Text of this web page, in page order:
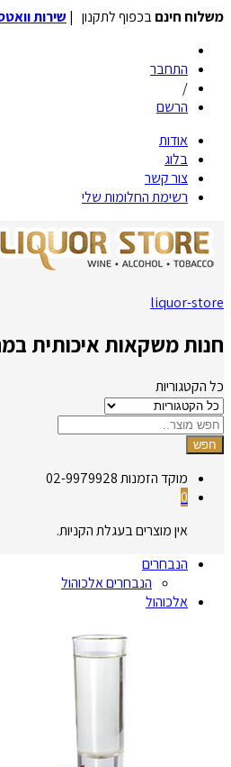
משלוח חינםבכפוף לתקנון | שירות
התחבר
/
הרשם
אודות
בלוג
צור קשר
רשימת החלומות שלי
liquor-store
חנות משקאות איכותית
כל הקטגוריות
חפש
מוקד הזמנות02-9979928
0
אין מוצרים בעגלת הקניות.
הנבחרים
הנבחרים אלכוהול
אלכוהול